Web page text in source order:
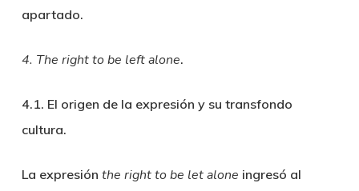
apartado.
4. The right to be left alone.
4.1. El origen de la expresión y su transfondo
cultura.
La expresión the right to be let alone ingresó al